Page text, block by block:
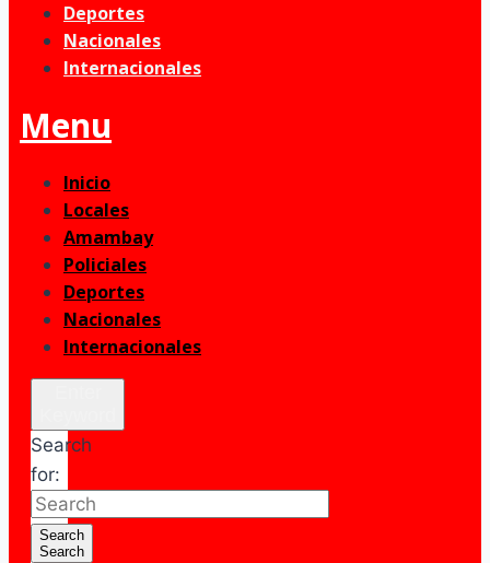
Deportes
Nacionales
Internacionales
Menu
Inicio
Locales
Amambay
Policiales
Deportes
Nacionales
Internacionales
Search
for:
Search
Search